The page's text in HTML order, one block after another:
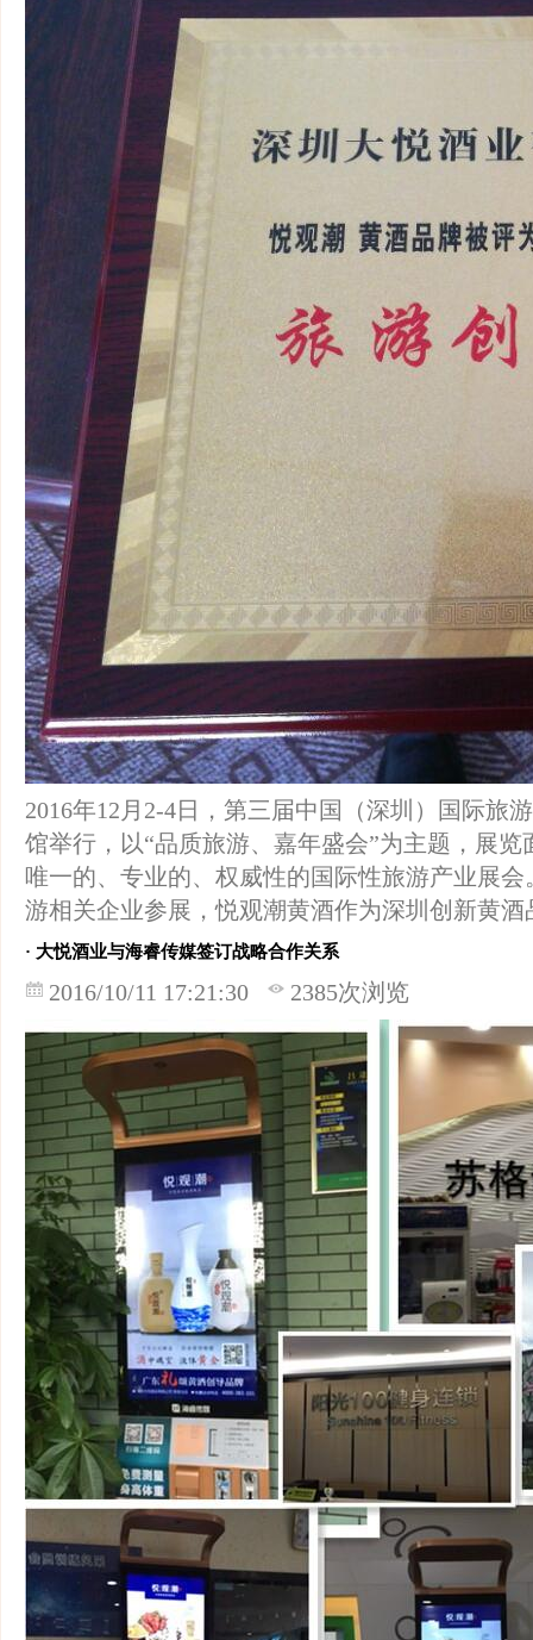
2016年12月2-4日，第三届中国（深圳）国际旅
馆举行，以“品质旅游、嘉年盛会”为主题，展
唯一的、专业的、权威性的国际性旅游产业展
游相关企业参展，悦观潮黄酒作为深圳创新黄
· 大悦酒业与海睿传媒签订战略合作关系
2016/10/11 17:21:30 2385次浏览